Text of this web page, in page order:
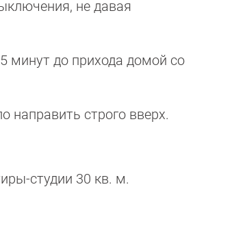
не давая
минут до прихода домой со
направить строго вверх.
студии 30 кв. м.